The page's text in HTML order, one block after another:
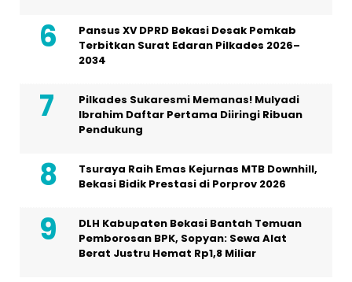
Pansus XV DPRD Bekasi Desak Pemkab
Terbitkan Surat Edaran Pilkades 2026–
2034
Pilkades Sukaresmi Memanas! Mulyadi
Ibrahim Daftar Pertama Diiringi Ribuan
Pendukung
Tsuraya Raih Emas Kejurnas MTB Downhill,
Bekasi Bidik Prestasi di Porprov 2026
DLH Kabupaten Bekasi Bantah Temuan
Pemborosan BPK, Sopyan: Sewa Alat
Berat Justru Hemat Rp1,8 Miliar